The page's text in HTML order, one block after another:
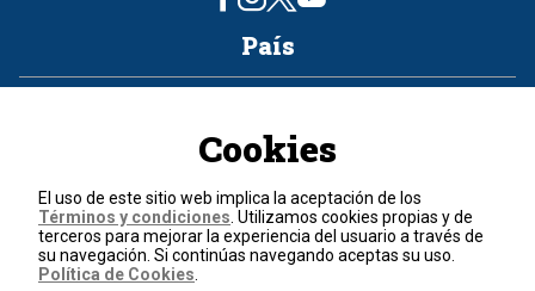
País
Secciones
ActualidadPolíticaEconomíaJudicialDeportesNuestra Tele Internacional
Ciencia y TecnologíaEntretenimiento SaludProgramasOpinión
Programas
Cookies
El uso de este sitio web implica la aceptación de los
Términos y condiciones . Utilizamos cookies propias y de
terceros para mejorar la experiencia del usuario a través de
su navegación. Si continúas navegando aceptas su uso.
Política de Cookies